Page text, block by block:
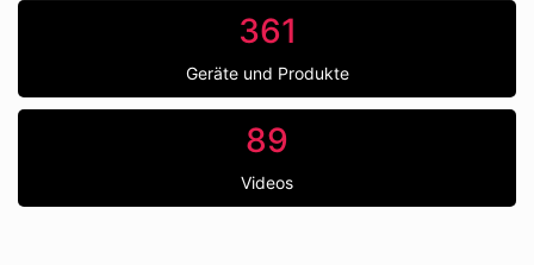
361
Geräte und Produkte
89
Videos